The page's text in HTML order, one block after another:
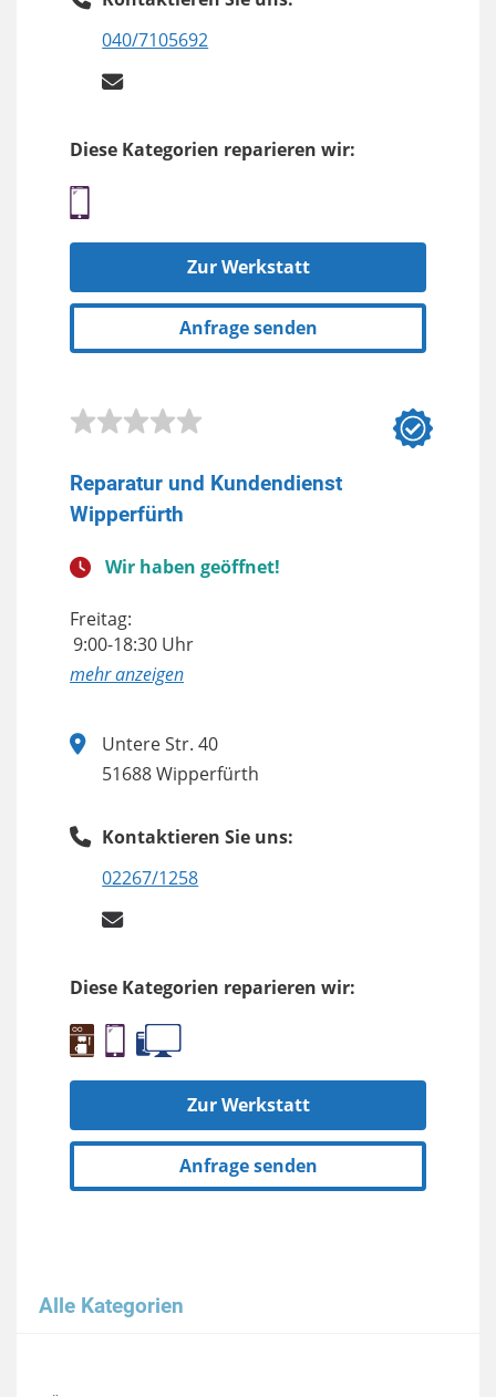
040/7105692
Diese Kategorien reparieren wir:
Zur Werkstatt
Anfrage senden
Reparatur und Kundendienst
Wipperfürth
Wir haben geöffnet!
Freitag:
9:00-18:30 Uhr
anzeigen
Untere Str. 40
51688 Wipperfürth
Kontaktieren Sie uns:
02267/1258
Diese Kategorien reparieren wir:
Zur Werkstatt
Anfrage senden
Alle Kategorien